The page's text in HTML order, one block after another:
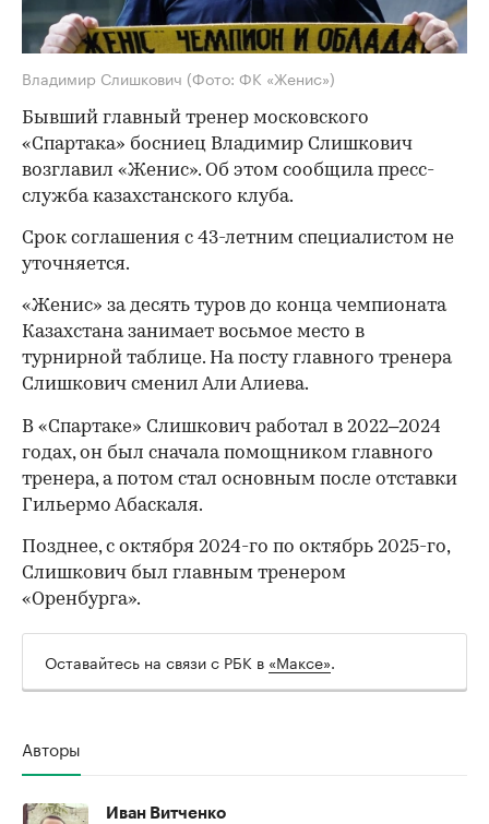
Владимир Слишкович (Фото: ФК «Женис»)
Бывший главный тренер московского
«Спартака» босниец Владимир Слишкович
возглавил «Женис». Об этом сообщила пресс-
служба казахстанского клуба.
Срок соглашения с 43-летним специалистом не
уточняется.
«Женис» за десять туров до конца чемпионата
Казахстана занимает восьмое место в
турнирной таблице. На посту главного тренера
Слишкович сменил Али Алиева.
00:00 / 00:00
В «Спартаке» Слишкович работал в 2022–2024
годах, он был сначала помощником главного
тренера, а потом стал основным после отставки
Гильермо Абаскаля.
Позднее, с октября 2024-го по октябрь 2025-го,
Слишкович был главным тренером
«Оренбурга».
Оставайтесь на связи с РБК в «Максе».
Авторы
Иван Витченко